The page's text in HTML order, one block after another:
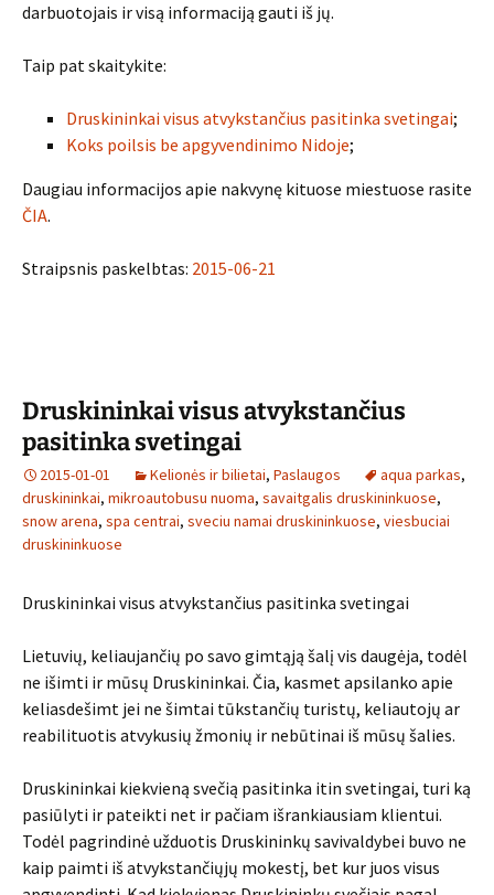
darbuotojais ir visą informaciją gauti iš jų.
Taip pat skaitykite:
Druskininkai visus atvykstančius pasitinka svetingai;
Koks poilsis be apgyvendinimo Nidoje;
Daugiau informacijos apie nakvynę kituose miestuose rasite
ČIA.
Straipsnis paskelbtas: 2015-06-21
Druskininkai visus atvykstančius
pasitinka svetingai
2015-01-01 Kelionės ir bilietai, Paslaugos aqua parkas,
druskininkai, mikroautobusu nuoma, savaitgalis druskininkuose,
snow arena, spa centrai, sveciu namai druskininkuose, viesbuciai
druskininkuose
Druskininkai visus atvykstančius pasitinka svetingai
Lietuvių, keliaujančių po savo gimtąją šalį vis daugėja, todėl
ne išimti ir mūsų Druskininkai. Čia, kasmet apsilanko apie
keliasdešimt jei ne šimtai tūkstančių turistų, keliautojų ar
reabilituotis atvykusių žmonių ir nebūtinai iš mūsų šalies.
Druskininkai kiekvieną svečią pasitinka itin svetingai, turi ką
pasiūlyti ir pateikti net ir pačiam išrankiausiam klientui.
Todėl pagrindinė užduotis Druskininkų savivaldybei buvo ne
kaip paimti iš atvykstančiųjų mokestį, bet kur juos visus